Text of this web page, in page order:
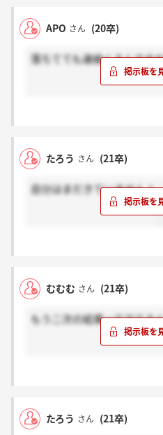
APO さん (20卒)
落ちてても連絡くるんです
たろう さん (21卒)
自分はまだきていません！
むむむ さん (21卒)
もう二次の結果ってでてる
たろう さん (21卒)